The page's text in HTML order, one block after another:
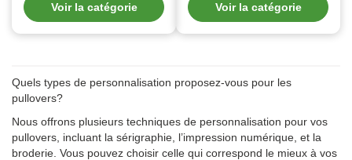
Voir la catégorie
Voir la catégorie
Quels types de personnalisation proposez-vous pour les
pullovers?
Nous offrons plusieurs techniques de personnalisation pour vos
pullovers, incluant la sérigraphie, l’impression numérique, et la
broderie. Vous pouvez choisir celle qui correspond le mieux à vos